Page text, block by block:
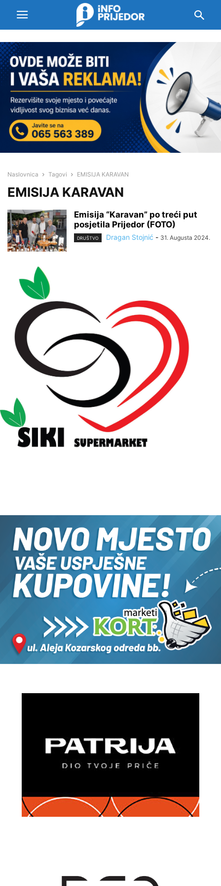
Naslovnica Tagovi EMISIJA KARAVAN
EMISIJA KARAVAN
Emisija “Karavan” po treći put
posjetila Prijedor (FOTO)
DRUŠTVO Dragan Stojnić - 31. Augusta 2024.